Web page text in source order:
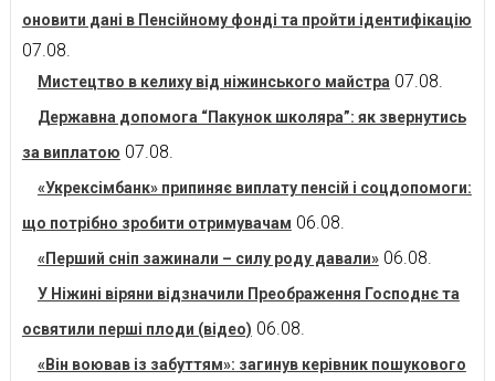
оновити дані в Пенсійному фонді та пройти ідентифікацію
07.08.
Мистецтво в келиху від ніжинського майстра 07.08.
Державна допомога “Пакунок школяра”: як звернутись
за виплатою 07.08.
«Укрексімбанк» припиняє виплату пенсій і соцдопомоги:
що потрібно зробити отримувачам 06.08.
«Перший сніп зажинали – силу роду давали» 06.08.
У Ніжині віряни відзначили Преображення Господнє та
освятили перші плоди (відео) 06.08.
«Він воював із забуттям»: загинув керівник пошукового